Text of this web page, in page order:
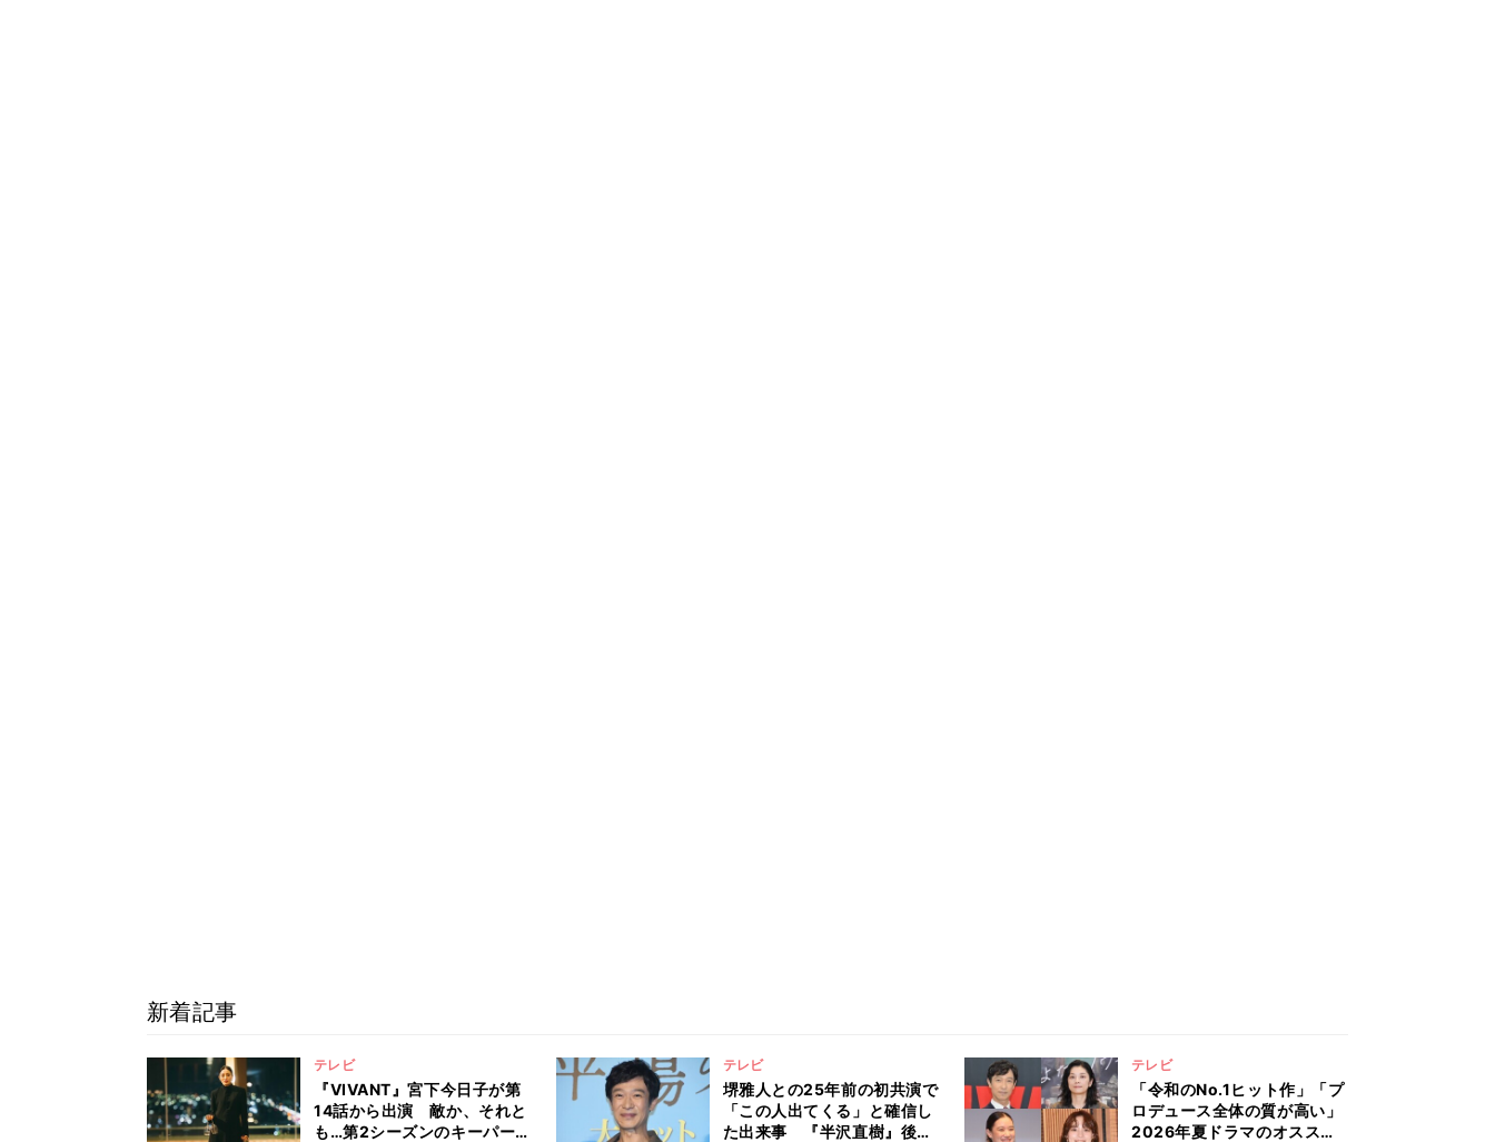
新着記事
テレビ
『VIVANT』宮下今日子が第
14話から出演 敵か、それと
も…第2シーズンのキーパー
テレビ
堺雅人との25年前の初共演で
「この人出てくる」と確信し
た出来事 『半沢直樹』後の
テレビ
「令和のNo.1ヒット作」「プ
ロデュース全体の質が高い」
2026年夏ドラマのオススメ